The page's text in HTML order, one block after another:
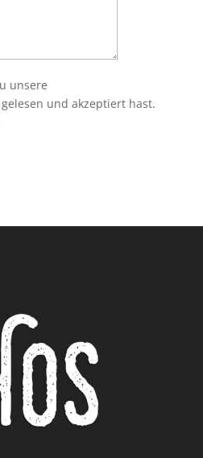
unsere
und akzeptiert hast.